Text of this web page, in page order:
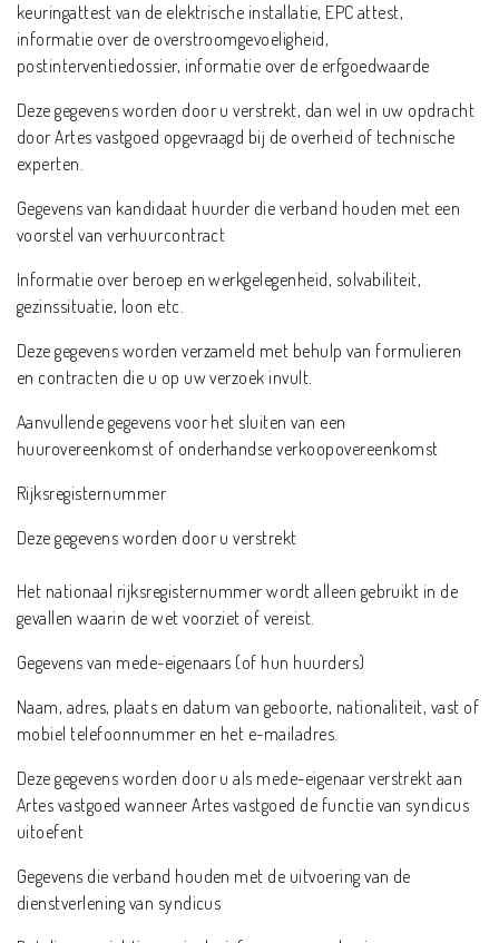
keuringattest van de elektrische installatie, EPC attest,
informatie over de overstroomgevoeligheid,
postinterventiedossier, informatie over de erfgoedwaarde
Deze gegevens worden door u verstrekt, dan wel in uw opdracht
door Artes vastgoed opgevraagd bij de overheid of technische
experten.
Gegevens van kandidaat huurder die verband houden met een
voorstel van verhuurcontract
Informatie over beroep en werkgelegenheid, solvabiliteit,
gezinssituatie, loon etc.
Deze gegevens worden verzameld met behulp van formulieren
en contracten die u op uw verzoek invult.
Aanvullende gegevens voor het sluiten van een
huurovereenkomst of onderhandse verkoopovereenkomst
Rijksregisternummer
Deze gegevens worden door u verstrekt
Het nationaal rijksregisternummer wordt alleen gebruikt in de
gevallen waarin de wet voorziet of vereist.
Gegevens van mede-eigenaars (of hun huurders)
Naam, adres, plaats en datum van geboorte, nationaliteit, vast of
mobiel telefoonnummer en het e-mailadres.
Deze gegevens worden door u als mede-eigenaar verstrekt aan
Artes vastgoed wanneer Artes vastgoed de functie van syndicus
uitoefent
Gegevens die verband houden met de uitvoering van de
dienstverlening van syndicus